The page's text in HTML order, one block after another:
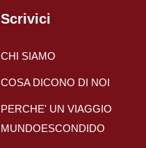
Scrivici
CHI SIAMO
COSA DICONO DI NOI
PERCHE' UN VIAGGIO
MUNDOESCONDIDO